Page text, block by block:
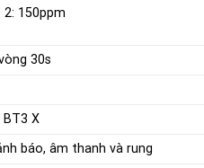
2: 150ppm
30s
BT3 X
báo,âm thanh và rung